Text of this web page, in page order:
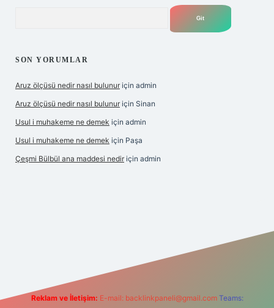
SON YORUMLAR
Aruz ölçüsü nedir nasıl bulunur için admin
Aruz ölçüsü nedir nasıl bulunur için Sinan
Usul i muhakeme ne demek için admin
Usul i muhakeme ne demek için Paşa
Çeşmi Bülbül ana maddesi nedir için admin
Reklam ve İletişim: E-mail: backlinkpaneli@gmail.com Teams: